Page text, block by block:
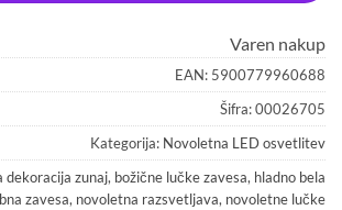
EAN: 5900779960688
Šifra:00026705
Kategorija: Novoletna LED osvetlitev
dekoracija zunaj, božične lučke zavesa, hladno bela
zavesa, novoletna razsvetljava, novoletne lučke